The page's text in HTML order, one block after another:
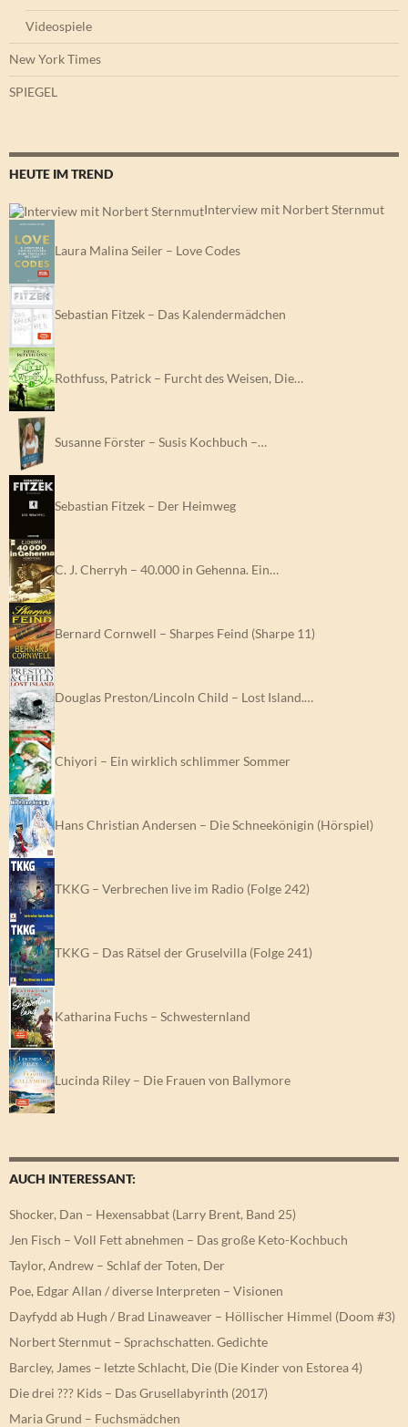
Videospiele
New York Times
SPIEGEL
HEUTE IM TREND
Interview mit Norbert Sternmut
Laura Malina Seiler – Love Codes
Sebastian Fitzek – Das Kalendermädchen
Rothfuss, Patrick – Furcht des Weisen, Die…
Susanne Förster – Susis Kochbuch –…
Sebastian Fitzek – Der Heimweg
C. J. Cherryh – 40.000 in Gehenna. Ein…
Bernard Cornwell – Sharpes Feind (Sharpe 11)
Douglas Preston/Lincoln Child – Lost Island.…
Chiyori – Ein wirklich schlimmer Sommer
Hans Christian Andersen – Die Schneekönigin (Hörspiel)
TKKG – Verbrechen live im Radio (Folge 242)
TKKG – Das Rätsel der Gruselvilla (Folge 241)
Katharina Fuchs – Schwesternland
Lucinda Riley – Die Frauen von Ballymore
AUCH INTERESSANT:
Shocker, Dan – Hexensabbat (Larry Brent, Band 25)
Jen Fisch – Voll Fett abnehmen – Das große Keto-Kochbuch
Taylor, Andrew – Schlaf der Toten, Der
Poe, Edgar Allan / diverse Interpreten – Visionen
Dayfydd ab Hugh / Brad Linaweaver – Höllischer Himmel (Doom #3)
Norbert Sternmut – Sprachschatten. Gedichte
Barcley, James – letzte Schlacht, Die (Die Kinder von Estorea 4)
Die drei ??? Kids – Das Grusellabyrinth (2017)
Maria Grund – Fuchsmädchen